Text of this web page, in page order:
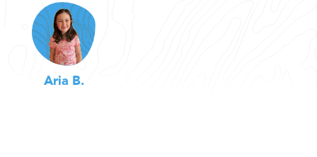
Aria B.